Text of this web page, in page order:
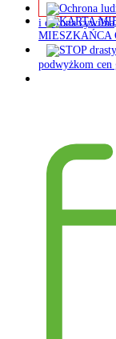
i obrona cywilna
MIESZKAŃCA
podwyżkom cen